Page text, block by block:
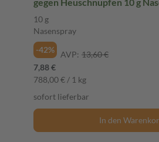
10 g
Nasenspray
-42%
AVP: 13,60 €
7,88 €
788,00 € / 1 kg
sofort lieferbar
In den